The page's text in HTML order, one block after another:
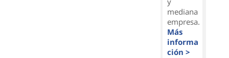
mediana
empresa.
Más
informa
ción >